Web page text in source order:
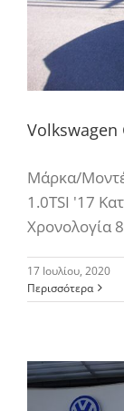
Volkswagen
Μάρκα/
1.0TSI '17
Χρονολογία
17 Ιουλίου, 2020
Περισσότερα